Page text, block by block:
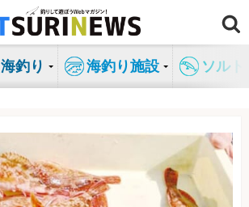
海釣り 海釣り施設 ソル